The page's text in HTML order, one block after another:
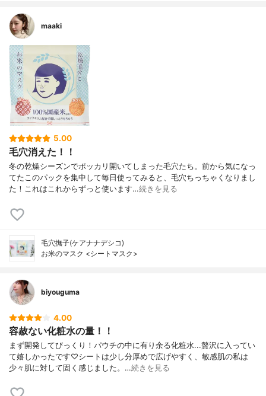
maaki
5.00
毛穴消えた！！
冬の乾燥シーズンでポッカリ開いてしまった毛穴たち。前から気になっ
てたこのパックを集中して毎日使ってみると、毛穴ちっちゃくなりまし
た！これはこれからずっと使います…続きを見る
毛穴撫子(ケアナナデシコ)
お米のマスク <シートマスク>
biyouguma
4.00
容赦ない化粧水の量！！
まず開発してびっくり！パウチの中に有り余る化粧水...贅沢に入ってい
て嬉しかったです♡シートは少し分厚めで広げやすく、敏感肌の私は
少々肌に対して固く感じました。…続きを見る